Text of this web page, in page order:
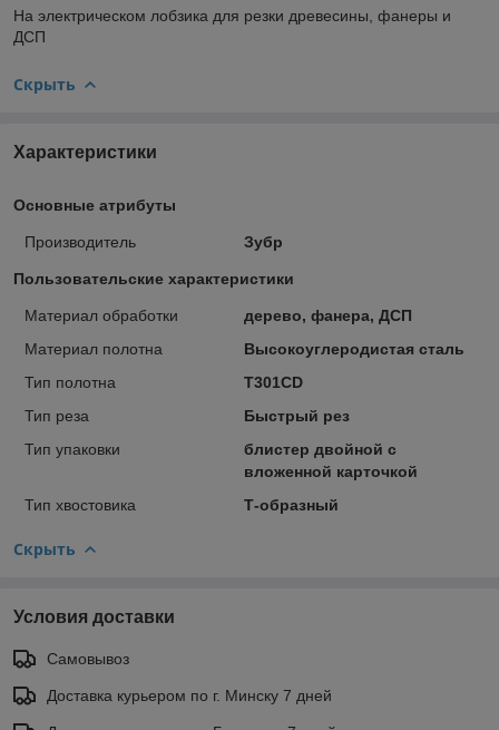
На электрическом лобзика для резки древесины, фанеры и
ДСП
Скрыть
Характеристики
Основные атрибуты
Производитель Зубр
Пользовательские характеристики
Материал обработки
дерево, фанера, ДСП
Материал полотна
Высокоуглеродистая сталь
Тип полотна
T301CD
Тип реза
Быстрый рез
Тип упаковки
блистер двойной с
вложенной карточкой
Тип хвостовика
Т-образный
Скрыть
Условия доставки
Самовывоз
Доставка курьером по г. Минску 7 дней